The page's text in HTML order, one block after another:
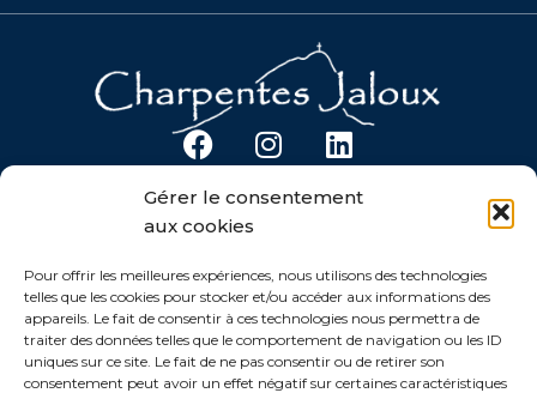
Gérer le consentement
aux cookies
Pour offrir les meilleures expériences, nous utilisons des technologies
telles que les cookies pour stocker et/ou accéder aux informations des
appareils. Le fait de consentir à ces technologies nous permettra de
traiter des données telles que le comportement de navigation ou les ID
uniques sur ce site. Le fait de ne pas consentir ou de retirer son
consentement peut avoir un effet négatif sur certaines caractéristiques
F
a
c
b
o
o
k
I
n
a
g
r
a
L
i
e
d
i
n
Charpente
Restauration Traditionnelle
LIENS UTILES